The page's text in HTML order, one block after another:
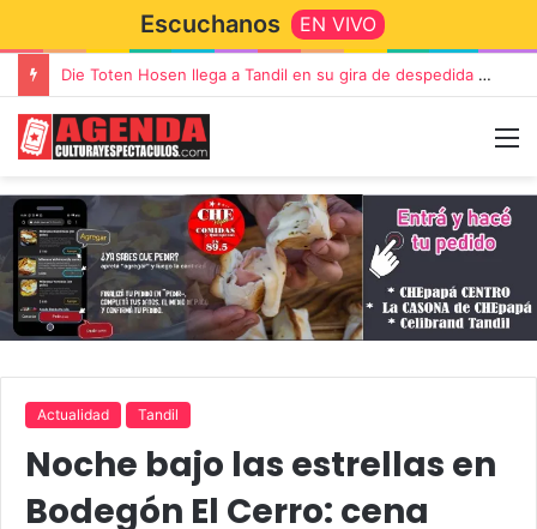
Escuchanos EN VIVO
Die Toten Hosen llega a Tandil en su gira de despedida «Fútbol, Asado, Vino y Adiós Amigos»
Actualidad Tandil
Noche bajo las estrellas en
Bodegón El Cerro: cena